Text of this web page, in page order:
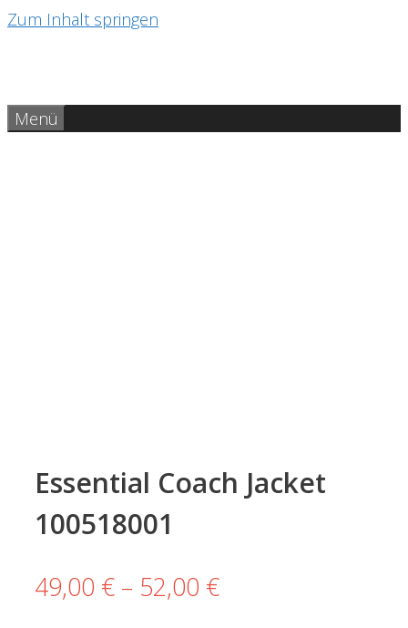
Zum Inhalt springen
Menü
Essential Coach Jacket
100518001
49,00 € – 52,00 €